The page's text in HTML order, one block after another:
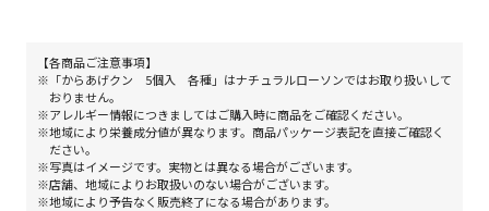
【各商品ご注意事項】
「からあげクン 5個入 各種」はナチュラルローソンではお取り扱いして
おりません。
アレルギー情報につきましてはご購入時に商品をご確認ください。
地域により栄養成分値が異なります。商品パッケージ表記を直接ご確認く
ださい。
写真はイメージです。実物とは異なる場合がございます。
店舗、地域によりお取扱いのない場合がございます。
地域により予告なく販売終了になる場合があります。